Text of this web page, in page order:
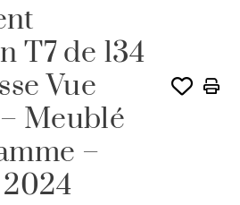
T7 de 134
Vue
Meublé
–